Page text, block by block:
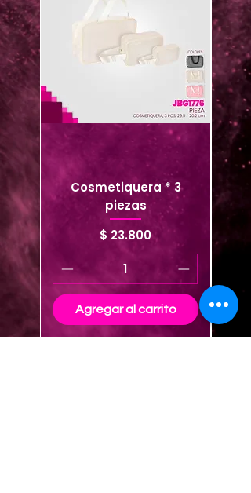
Cosmetiquera * 3
piezas
Precio
$ 23.800
Agregar al carrito